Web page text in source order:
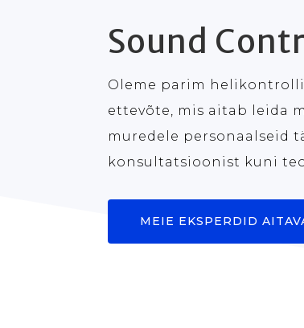
Sound
Oleme parim
ettevõte, mis aitab leida
muredele personaalseid
konsultatsioonist kuni
MEIE EKSPERDID